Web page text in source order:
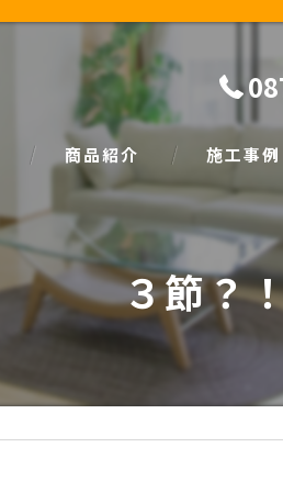
商品紹介
natural
SIMPLE NOTE
施工事例
３節？